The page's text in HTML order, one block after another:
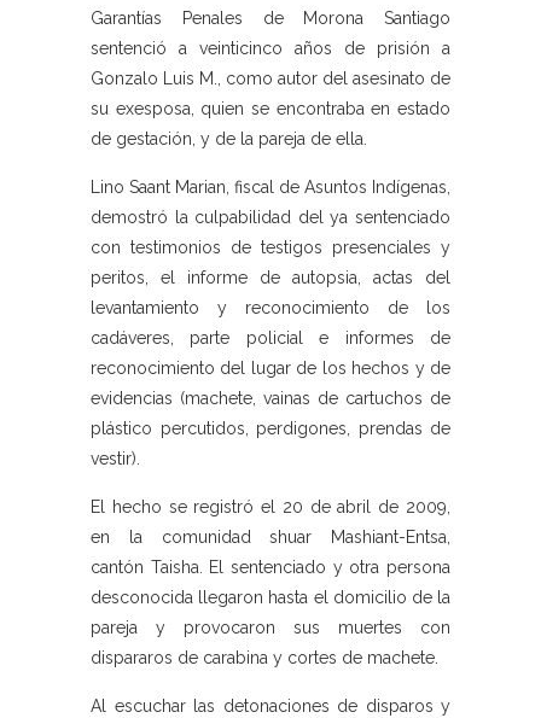
Garantías Penales de Morona Santiago
sentenció a veinticinco años de prisión a
Gonzalo Luis M., como autor del asesinato de
su exesposa, quien se encontraba en estado
de gestación, y de la pareja de ella.
Lino Saant Marian, fiscal de Asuntos Indígenas,
demostró la culpabilidad del ya sentenciado
con testimonios de testigos presenciales y
peritos, el informe de autopsia, actas del
levantamiento y reconocimiento de los
cadáveres, parte policial e informes de
reconocimiento del lugar de los hechos y de
evidencias (machete, vainas de cartuchos de
plástico percutidos, perdigones, prendas de
vestir).
El hecho se registró el 20 de abril de 2009,
en la comunidad shuar Mashiant-Entsa,
cantón Taisha. El sentenciado y otra persona
desconocida llegaron hasta el domicilio de la
pareja y provocaron sus muertes con
dispararos de carabina y cortes de machete.
Al escuchar las detonaciones de disparos y